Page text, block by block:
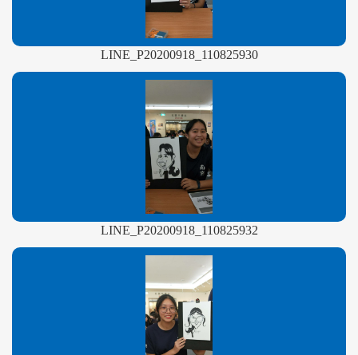
LINE_P20200918_110825930
LINE_P20200918_110825932